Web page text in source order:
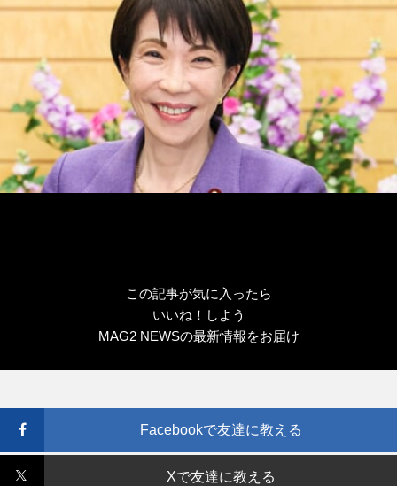
この記事が気に入ったら
いいね！しよう
MAG2 NEWSの最新情報をお届け
Facebookで友達に教える
Xで友達に教える